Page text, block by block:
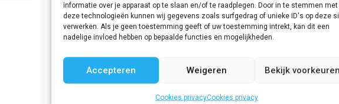
informatie over je apparaat op te slaan en/of te raadplegen. Door in te stemmen met
deze technologieën kunnen wij gegevens zoals surfgedrag of unieke ID's op deze
verwerken. Als je geen toestemming geeft of uw toestemming intrekt, kan dit een
nadelige invloed hebben op bepaalde functies en mogelijkheden.
Accepteren Weigeren Bekijk
Cookies privacyCookies privacy